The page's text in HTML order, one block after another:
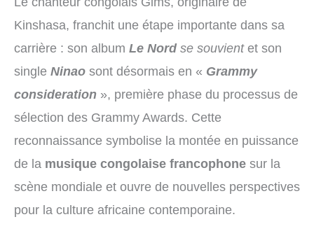
Kinshasa, franchit une étape importante dans sa
carrière : son album Le Nordse souvientet son
single Ninao sont désormais en « Grammy
consideration », première phase du processus de
sélection des Grammy Awards. Cette
reconnaissance symbolise la montée en puissance
de la musique congolaise francophone sur la
scène mondiale et ouvre de nouvelles perspectives
pour la culture africaine contemporaine.